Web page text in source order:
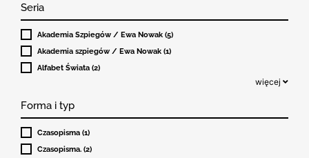
Seria
Akademia Szpiegów / Ewa Nowak (5)
Akademia szpiegów / Ewa Nowak (1)
Alfabet Świata (2)
więcej
Forma i typ
Czasopisma (1)
Czasopisma. (2)